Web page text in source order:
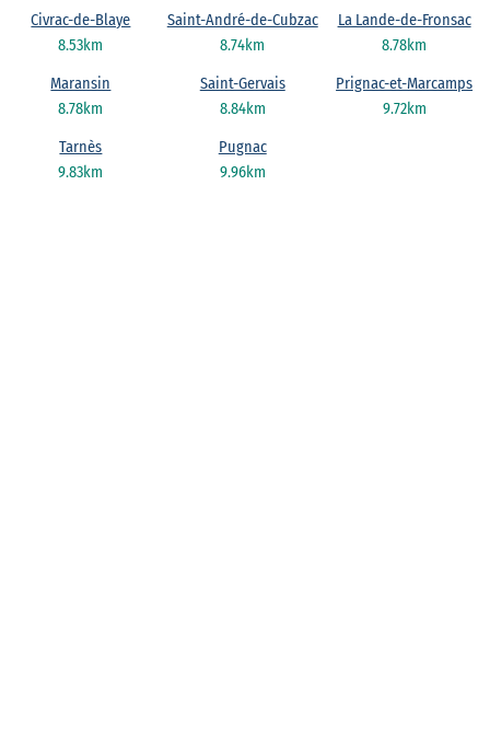
8.53km
Civrac-de-Blaye
8.74km
Saint-André-de-Cubzac
8.78km
La Lande-de-Fronsac
8.78km
Maransin
8.84km
Saint-Gervais
9.72km
Prignac-et-Marcamps
9.83km
Tarnès
9.96km
Pugnac